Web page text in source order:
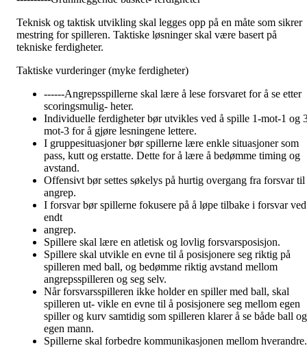
Teknisk og taktisk utvikling skal legges opp på en måte som sikrer
mestring for spilleren. Taktiske løsninger skal være basert på
tekniske ferdigheter.
Taktiske vurderinger (myke ferdigheter)
------Angrepsspillerne skal lære å lese forsvaret for å se etter
scoringsmulig- heter.
Individuelle ferdigheter bør utvikles ved å spille 1-mot-1 og
mot-3 for å gjøre lesningene lettere.
I gruppesituasjoner bør spillerne lære enkle situasjoner som
pass, kutt og erstatte. Dette for å lære å bedømme timing og
avstand.
Offensivt bør settes søkelys på hurtig overgang fra forsvar til
angrep.
I forsvar bør spillerne fokusere på å løpe tilbake i forsvar ved
endt
angrep.
Spillere skal lære en atletisk og lovlig forsvarsposisjon.
Spillere skal utvikle en evne til å posisjonere seg riktig på
spilleren med ball, og bedømme riktig avstand mellom
angrepsspilleren og seg selv.
Når forsvarsspilleren ikke holder en spiller med ball, skal
spilleren ut- vikle en evne til å posisjonere seg mellom egen
spiller og kurv samtidig som spilleren klarer å se både ball og
egen mann.
Spillerne skal forbedre kommunikasjonen mellom hverandre.